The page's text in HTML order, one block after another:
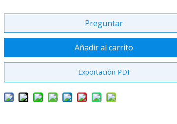
Preguntar
Añadir al carrito
Exportación PDF